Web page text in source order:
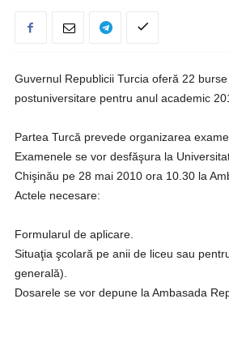
Guvernul Republicii Turcia oferă 22
postuniversitare pentru anul academic
Partea Turcă prevede organizarea
Examenele se vor desfăşura la
Chişinău pe 28 mai 2010 ora 10.30 la
Actele necesare:
Formularul de aplicare.
Situaţia şcolară pe anii de liceu sau
generală).
Dosarele se vor depune la Ambasada